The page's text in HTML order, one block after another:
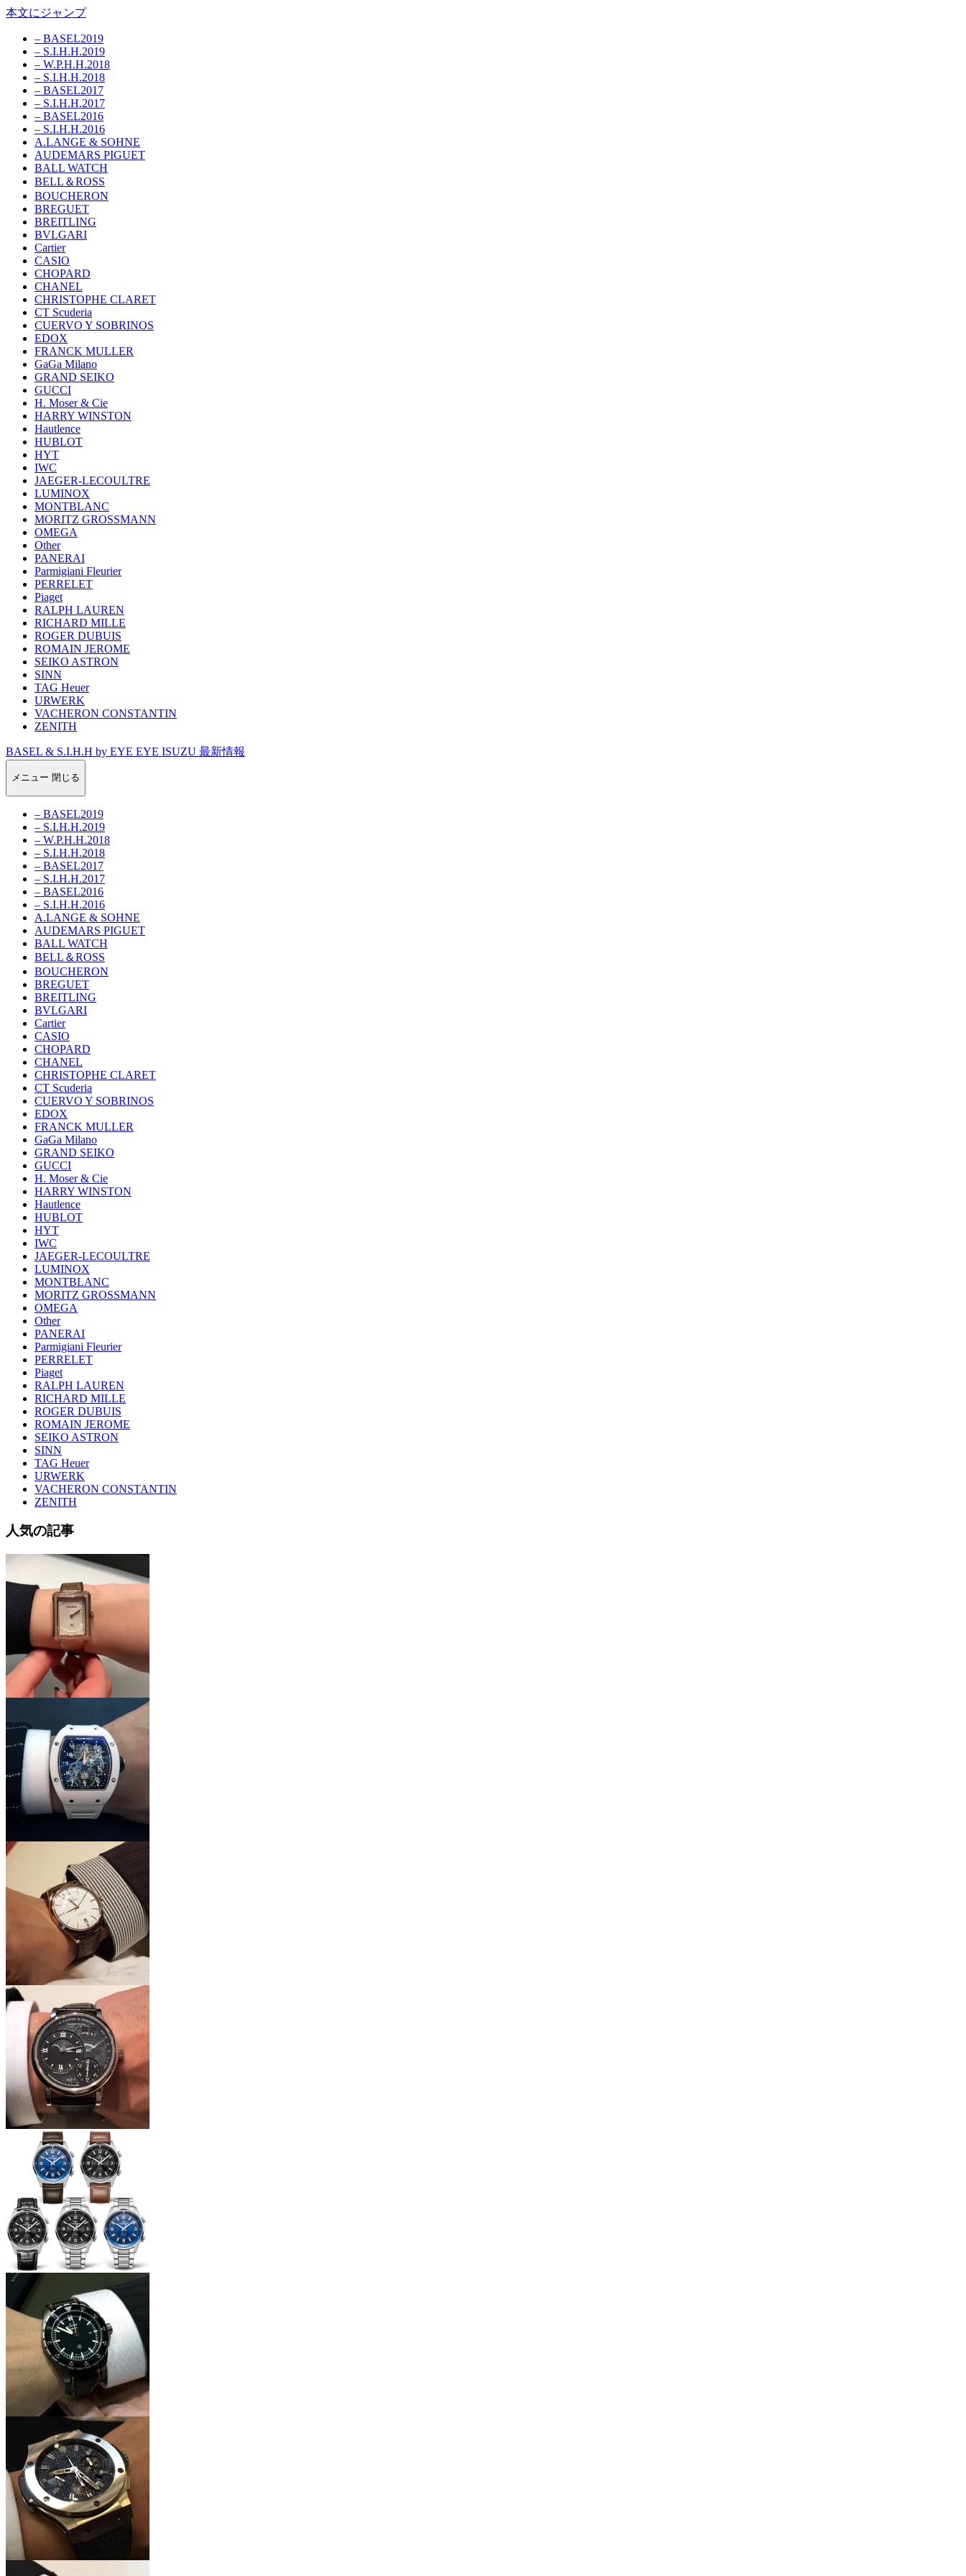
本文にジャンプ
– BASEL2019
– S.I.H.H.2019
– W.P.H.H.2018
– S.I.H.H.2018
– BASEL2017
– S.I.H.H.2017
– BASEL2016
– S.I.H.H.2016
A.LANGE & SOHNE
AUDEMARS PIGUET
BALL WATCH
BELL＆ROSS
BOUCHERON
BREGUET
BREITLING
BVLGARI
Cartier
CASIO
CHOPARD
CHANEL
CHRISTOPHE CLARET
CT Scuderia
CUERVO Y SOBRINOS
EDOX
FRANCK MULLER
GaGa Milano
GRAND SEIKO
GUCCI
H. Moser & Cie
HARRY WINSTON
Hautlence
HUBLOT
HYT
IWC
JAEGER-LECOULTRE
LUMINOX
MONTBLANC
MORITZ GROSSMANN
OMEGA
Other
PANERAI
Parmigiani Fleurier
PERRELET
Piaget
RALPH LAUREN
RICHARD MILLE
ROGER DUBUIS
ROMAIN JEROME
SEIKO ASTRON
SINN
TAG Heuer
URWERK
VACHERON CONSTANTIN
ZENITH
BASEL & S.I.H.H by EYE EYE ISUZU 最新情報
メニュー 閉じる
– BASEL2019
– S.I.H.H.2019
– W.P.H.H.2018
– S.I.H.H.2018
– BASEL2017
– S.I.H.H.2017
– BASEL2016
– S.I.H.H.2016
A.LANGE & SOHNE
AUDEMARS PIGUET
BALL WATCH
BELL＆ROSS
BOUCHERON
BREGUET
BREITLING
BVLGARI
Cartier
CASIO
CHOPARD
CHANEL
CHRISTOPHE CLARET
CT Scuderia
CUERVO Y SOBRINOS
EDOX
FRANCK MULLER
GaGa Milano
GRAND SEIKO
GUCCI
H. Moser & Cie
HARRY WINSTON
Hautlence
HUBLOT
HYT
IWC
JAEGER-LECOULTRE
LUMINOX
MONTBLANC
MORITZ GROSSMANN
OMEGA
Other
PANERAI
Parmigiani Fleurier
PERRELET
Piaget
RALPH LAUREN
RICHARD MILLE
ROGER DUBUIS
ROMAIN JEROME
SEIKO ASTRON
SINN
TAG Heuer
URWERK
VACHERON CONSTANTIN
ZENITH
人気の記事